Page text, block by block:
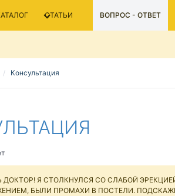
СТАТЬИ ВОПРОС - ОТВЕТ
Консультация
ДОКТОР! Я СТОЛКНУЛСЯ СО СЛАБОЙ
БЫЛИ ПРОМАХИ В ПОСТЕЛИ.